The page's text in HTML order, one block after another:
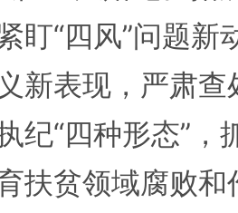
盯“四风”问题新
新表现，严肃
纪“四种形态”，
扶贫领域腐败